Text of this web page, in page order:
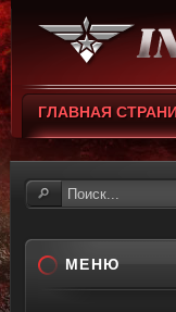
ГЛАВНАЯ
МЕНЮ